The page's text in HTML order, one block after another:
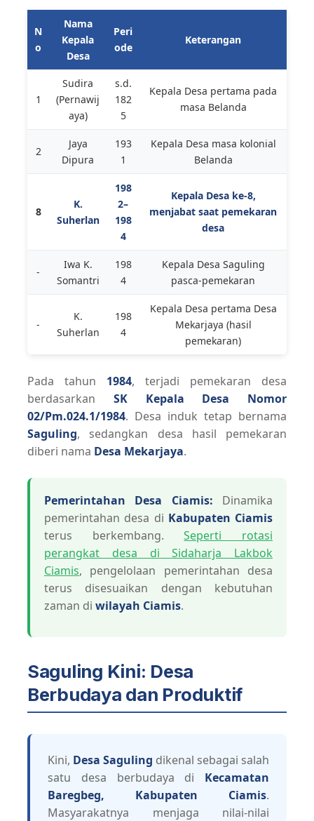
N
o
Nama
Kepala
Desa
Peri
ode
Keterangan
1
Sudira
(Pernawij
aya)
s.d.
182
5
Kepala Desa pertama pada
masa Belanda
2
Jaya
Dipura
193
1
Kepala Desa masa kolonial
Belanda
8
K.
Suherlan
198
2–
198
4
Kepala Desa ke-8,
menjabat saat pemekaran
desa
-
Iwa K.
Somantri
198
4
Kepala Desa Saguling
pasca-pemekaran
-
K.
Suherlan
198
4
Kepala Desa pertama Desa
Mekarjaya (hasil
pemekaran)
Pada tahun 1984, terjadi pemekaran desa
berdasarkan SK Kepala Desa Nomor
02/Pm.024.1/1984. Desa induk tetap bernama
Saguling, sedangkan desa hasil pemekaran
diberi nama Desa Mekarjaya.
Pemerintahan Desa Ciamis: Dinamika
pemerintahan desa di Kabupaten Ciamis
terus berkembang.Seperti rotasi
perangkat desa di Sidaharja Lakbok
Ciamis, pengelolaan pemerintahan desa
terus disesuaikan dengan kebutuhan
zaman di wilayah Ciamis.
Saguling Kini: Desa
Berbudaya dan Produktif
Kini, Desa Saguling dikenal sebagai salah
satu desa berbudaya di Kecamatan
Baregbeg, Kabupaten Ciamis.
Masyarakatnya menjaga nilai-nilai